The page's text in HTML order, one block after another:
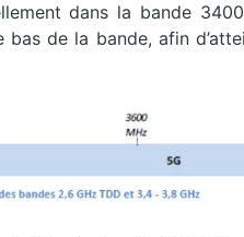
dans la bande
de la bande, afin